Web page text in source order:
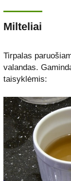
Milteliai
Tirpalas
valandas.
taisyklėmis: